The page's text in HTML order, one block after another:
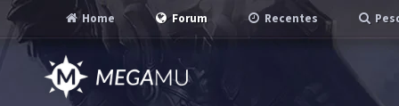
Home Forum Recentes